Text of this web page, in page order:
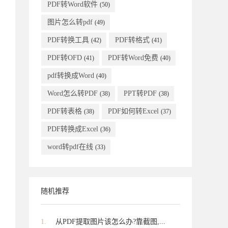
PDF转Word软件 (50)
图片怎么转pdf (49)
PDF转换工具 (42) PDF转格式 (41)
PDF转OFD (41) PDF转Word免费 (40)
pdf转换成Word (40)
Word怎么转PDF (38) PPT转PDF (38)
PDF转表格 (38) PDF如何转Excel (37)
PDF转换成Excel (36)
word转pdf在线 (33)
随机推荐
1. 从PDF提取图片该怎么办?靠截图,...